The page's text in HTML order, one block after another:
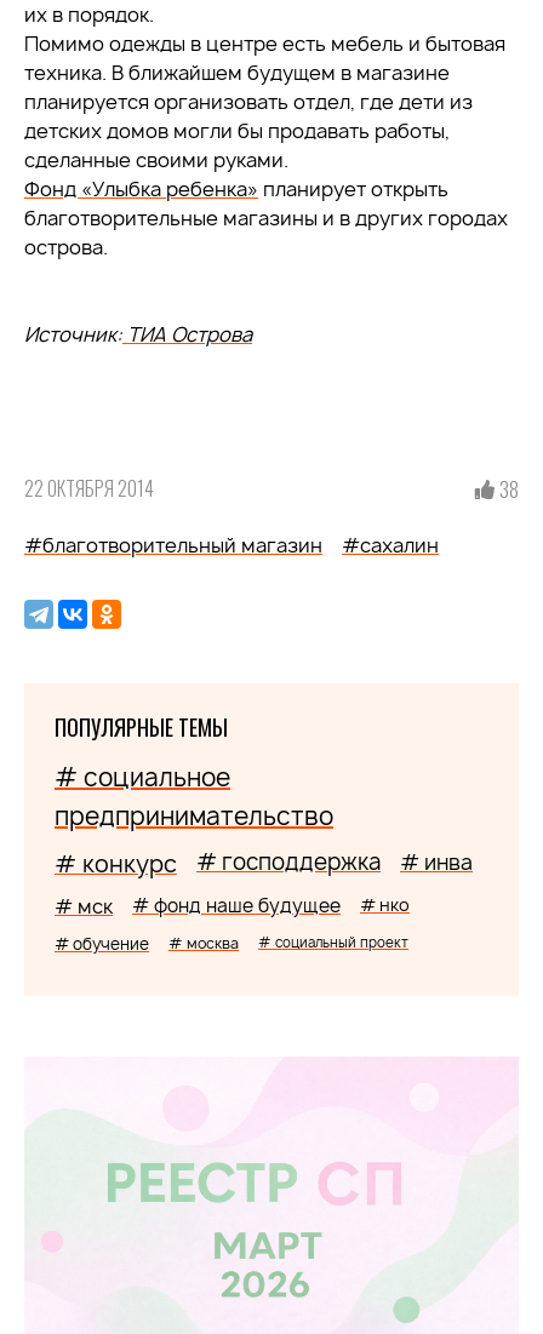
их в порядок.
Помимо одежды в центре есть мебель и бытовая
техника. В ближайшем будущем в магазине
планируется организовать отдел, где дети из
детских домов могли бы продавать работы,
сделанные своими руками.
Фонд «Улыбка ребенка» планирует открыть
благотворительные магазины и в других городах
острова.
Источник: ТИА Острова
22 ОКТЯБРЯ 2014 38
#благотворительный магазин #сахалин
ПОПУЛЯРНЫЕ ТЕМЫ
# социальное
предпринимательство
# конкурс # господдержка # инва
# мск # фонд наше будущее # нко
# обучение # москва # социальный проект